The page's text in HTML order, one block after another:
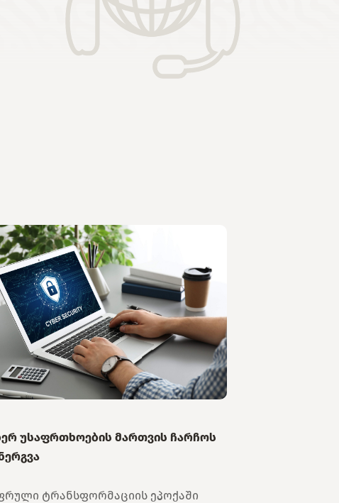
უსაფრთხოების მართვის ჩარჩოს
ტრანსფორმაციის ეპოქაში